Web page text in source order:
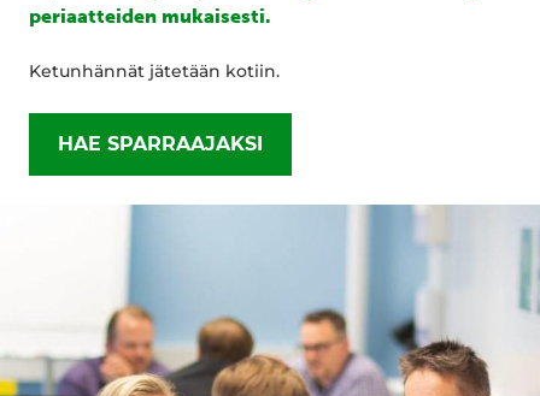
periaatteiden mukaisesti.
Ketunhännät jätetään kotiin.
HAE SPARRAAJAKSI